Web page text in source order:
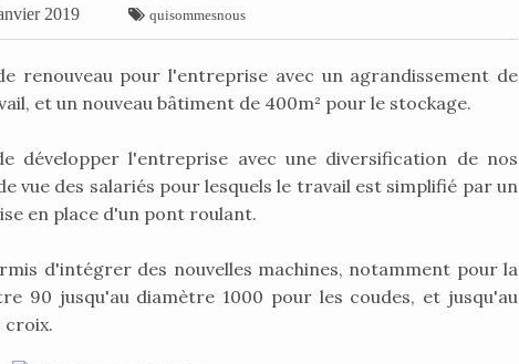
2019  quisommesnous
renouveau pour l'entreprise avec un agrandissement de
et un nouveau bâtiment de 400m² pour le stockage.
développer l'entreprise avec une diversification de nos
vue des salariés pour lesquels le travail est simplifié par un
en place d'un pont roulant.
d'intégrer des nouvelles machines, notamment pour la
90 jusqu'au diamètre 1000 pour les coudes, et jusqu'au
croix.